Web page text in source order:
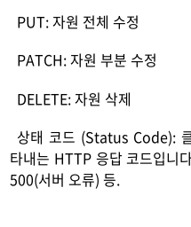
PUT: 자원 전체 수정
PATCH: 자원 부분 수정
DELETE: 자원 삭제
상태 코드 (Status Code):
타내는 HTTP 응답 코드입니
500(서버 오류) 등.